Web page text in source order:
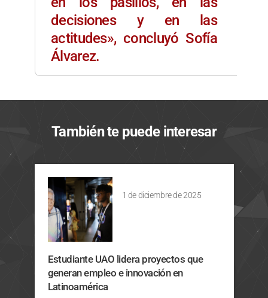
decisiones y en las
actitudes», concluyó Sofía
Álvarez.
También te puede interesar
1 de diciembre de 2025
Estudiante UAO lidera proyectos que
generan empleo e innovación en
Latinoamérica